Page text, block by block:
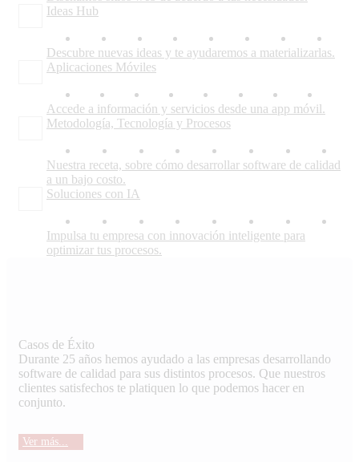
Ideas Hub
Descubre nuevas ideas y te ayudaremos a materializarlas.
Aplicaciones Móviles
Accede a información y servicios desde una app móvil.
Metodología, Tecnología y Procesos
Nuestra receta, sobre cómo desarrollar software de calidad
a un bajo costo.
Soluciones con IA
Impulsa tu empresa con innovación inteligente para
optimizar tus procesos.
Casos de Éxito
Durante 25 años hemos ayudado a las empresas desarrollando
software de calidad para sus distintos procesos. Que nuestros
clientes satisfechos te platiquen lo que podemos hacer en
conjunto.
Ver más...